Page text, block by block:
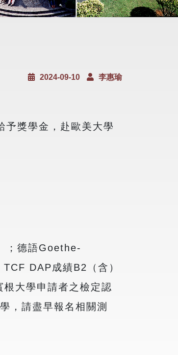
2024-09-10 李惠瑜
予獎學金，赴歐美大學
；德語Goethe-
DAP成績B2（含）
大學申請者之檢定認
請盡早報名相關測